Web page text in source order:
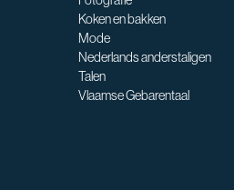
Koken en bakken
Mode
Nederlands anderstaligen
Talen
Vlaamse Gebarentaal